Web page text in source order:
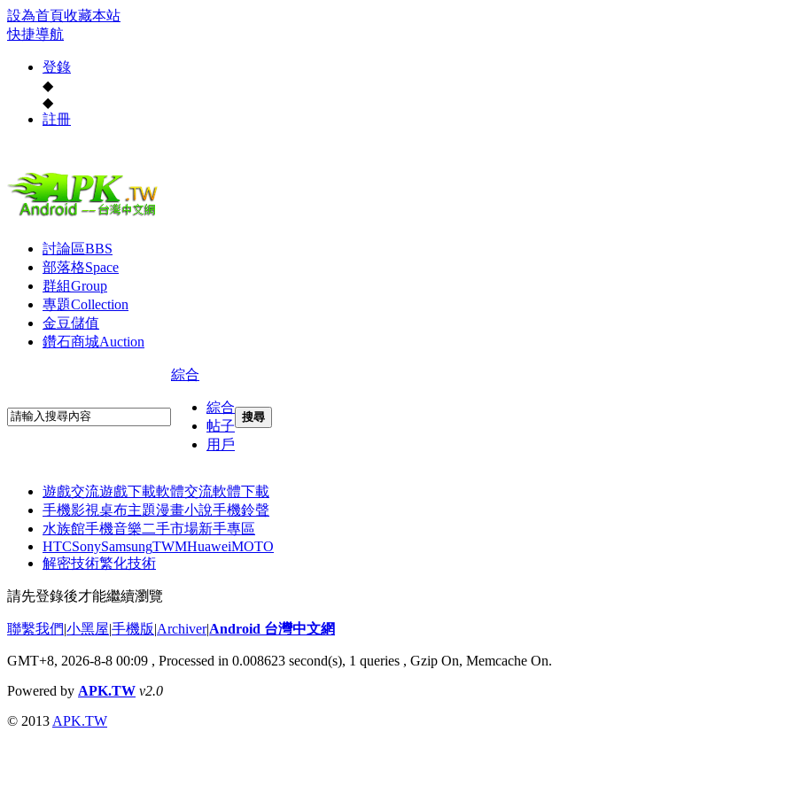
設為首頁收藏本站
快捷導航
登錄
◆
◆
註冊
討論區BBS
部落格Space
群組Group
專題Collection
金豆儲值
鑽石商城Auction
綜合
綜合
帖子
用戶
搜尋
遊戲交流遊戲下載軟體交流軟體下載
手機影視桌布主題漫畫小說手機鈴聲
水族館手機音樂二手市場新手專區
HTCSonySamsungTWMHuaweiMOTO
解密技術繁化技術
請先登錄後才能繼續瀏覽
聯繫我們|小黑屋|手機版|Archiver|Android 台灣中文網
GMT+8, 2026-8-8 00:09 , Processed in 0.008623 second(s), 1 queries , Gzip On, Memcache On.
Powered by APK.TW v2.0
© 2013 APK.TW